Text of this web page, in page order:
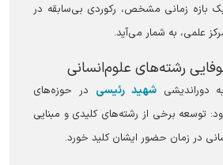
بازه زمانی مشخص، رکوردی بی‌سابقه در
علمی، به شمار می‌آید.
رشته‌های علوم‌انسانی
دوراندیشیشهید رئیسی در حوزه‌های
توسعه برخی از رشته‌های کلیدی و مبنایی
در زمان حضور ایشان کلید خورد.